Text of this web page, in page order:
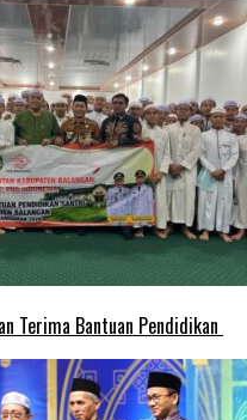
Terima Bantuan Pendidikan